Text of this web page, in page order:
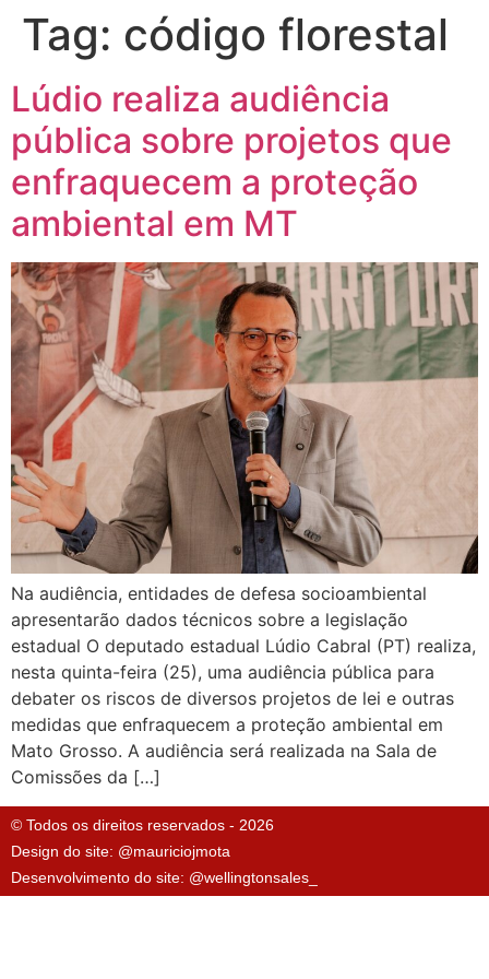
Tag: código florestal
Lúdio realiza audiência
pública sobre projetos que
enfraquecem a proteção
ambiental em MT
Na audiência, entidades de defesa socioambiental
apresentarão dados técnicos sobre a legislação
estadual O deputado estadual Lúdio Cabral (PT) realiza,
nesta quinta-feira (25), uma audiência pública para
debater os riscos de diversos projetos de lei e outras
medidas que enfraquecem a proteção ambiental em
Mato Grosso. A audiência será realizada na Sala de
Comissões da […]
© Todos os direitos reservados - 2026
Design do site: @mauriciojmota
Desenvolvimento do site: @wellingtonsales_